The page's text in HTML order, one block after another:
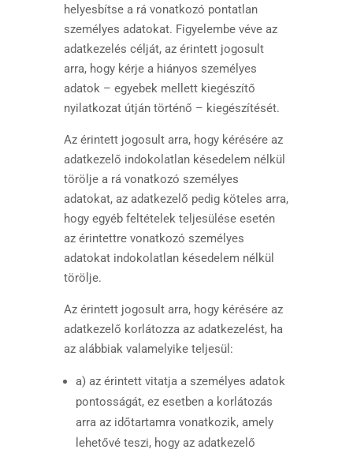
helyesbítse a rá vonatkozó pontatlan
személyes adatokat. Figyelembe véve az
adatkezelés célját, az érintett jogosult
arra, hogy kérje a hiányos személyes
adatok – egyebek mellett kiegészítő
nyilatkozat útján történő – kiegészítését.
Az érintett jogosult arra, hogy kérésére az
adatkezelő indokolatlan késedelem nélkül
törölje a rá vonatkozó személyes
adatokat, az adatkezelő pedig köteles arra,
hogy egyéb feltételek teljesülése esetén
az érintettre vonatkozó személyes
adatokat indokolatlan késedelem nélkül
törölje.
Az érintett jogosult arra, hogy kérésére az
adatkezelő korlátozza az adatkezelést, ha
az alábbiak valamelyike teljesül:
a) az érintett vitatja a személyes adatok
pontosságát, ez esetben a korlátozás
arra az időtartamra vonatkozik, amely
lehetővé teszi, hogy az adatkezelő